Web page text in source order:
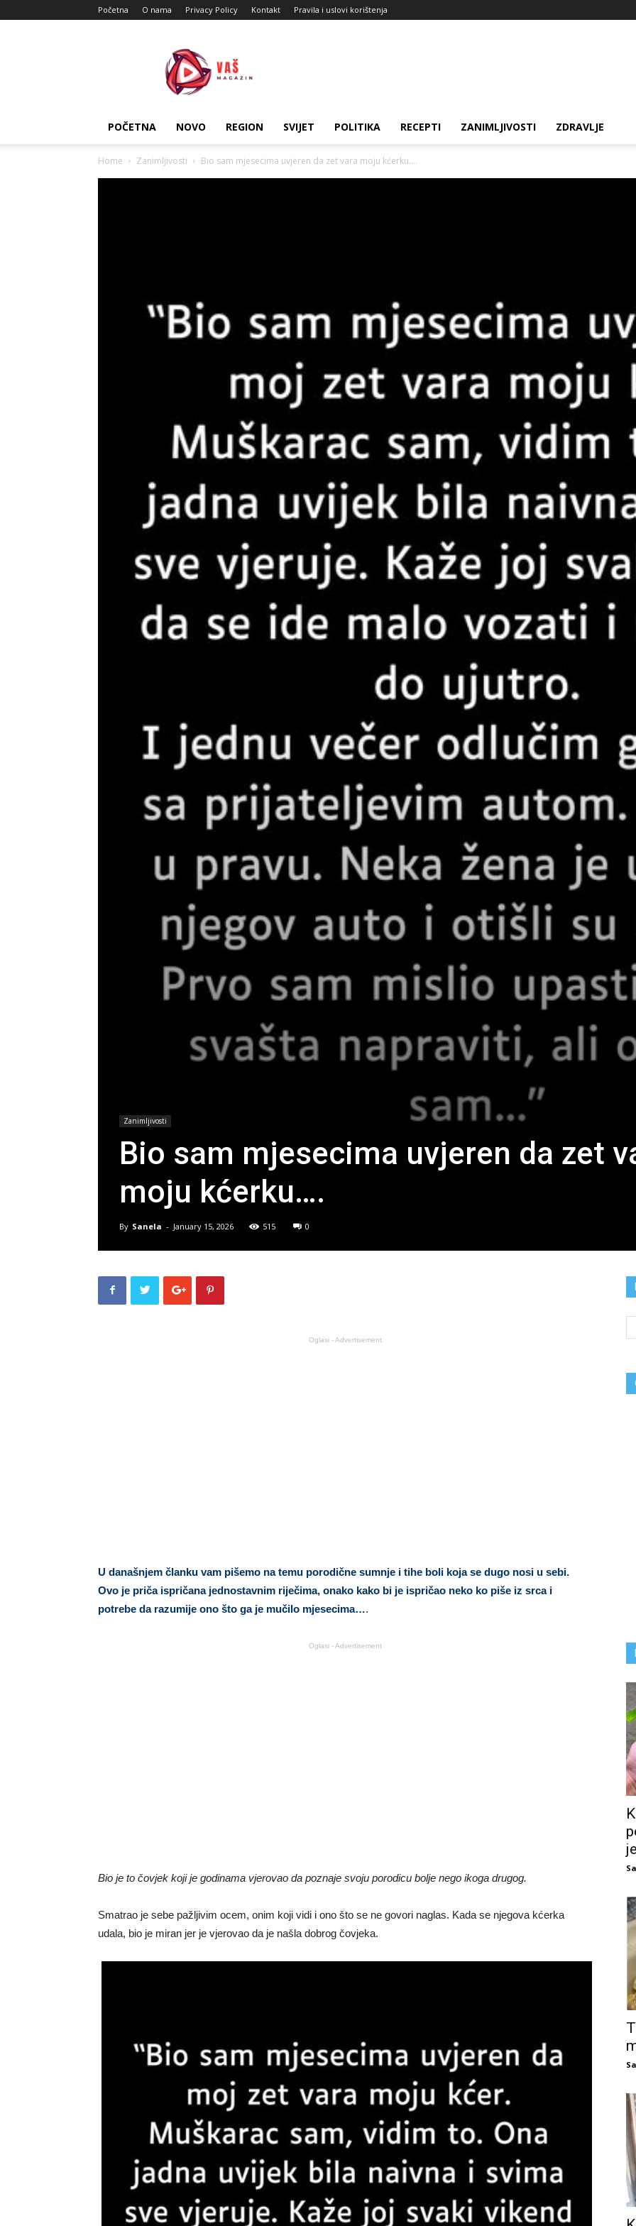
Početna O nama Privacy Policy Kontakt Pravila i uslovi korištenja
Magazin
POČETNA NOVO REGION SVIJET POLITIKA RECEPTI ZANIMLJIVOSTI ZDRAVLJE
Home Zanimljivosti Bio sam mjesecima uvjeren da zet vara moju kćerku….
Zanimljivosti
Bio sam mjesecima uvjeren da zet
moju kćerku….
By Sanela - January 15, 2026 515 0
Oglasi - Advertisement
U današnjem članku vam pišemo na temu porodične sumnje i tihe boli koja se dugo nosi u sebi.
Ovo je priča ispričana jednostavnim riječima, onako kako bi je ispričao neko ko piše iz srca i
potrebe da razumije ono što ga je mučilo mjesecima….
Oglasi - Advertisement
Bio je to čovjek koji je godinama vjerovao da poznaje svoju porodicu bolje nego ikoga drugog.
Smatrao je sebe pažljivim ocem, onim koji vidi i ono što se ne govori naglas. Kada se njegova kćerka
udala, bio je miran jer je vjerovao da je našla dobrog čovjeka.